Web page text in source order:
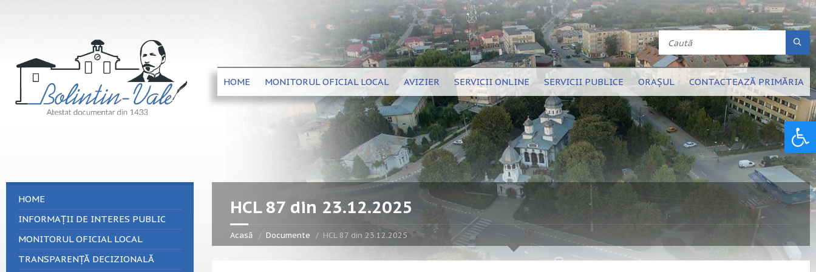
HOME MONITORUL OFICIAL LOCAL AVIZIER SERVICII ONLINE SERVICII PUBLICE ORAȘUL CONTACTEAZĂ PRIMĂRIA
HCL 87 din 23.12.2025
Acasă Documente HCL 87 din 23.12.2025
HOME
INFORMAȚII DE INTERES PUBLIC
MONITORUL OFICIAL LOCAL
TRANSPARENȚĂ DECIZIONALĂ
Deschide bara de unelte